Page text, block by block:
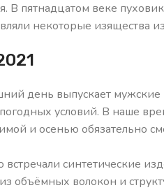
В пятнадцатом веке
некоторые изящества
день выпускает
условий. В наше
и осенью обязательно
синтетические
объёмных волокон и